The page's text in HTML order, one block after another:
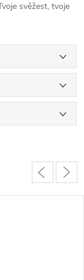
svěžest, tvoje